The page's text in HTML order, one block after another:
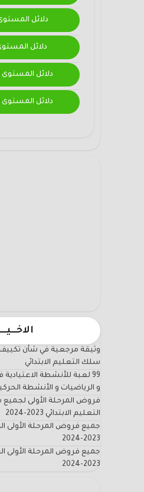
دلائل
دلائل
دلائل
دلائل
وثيقة مرجعية في شأن تكييف
سلك التعليم الابتدائي
99 لعبة للأنشطة
و الرياضيات و الأنشطة
فروض المرحلة الأولى
التعليم الابتدائي 2023-2024
جميع فروض المرحلة الأولى
2023-2024
جميع فروض المرحلة الأولى
2023-2024